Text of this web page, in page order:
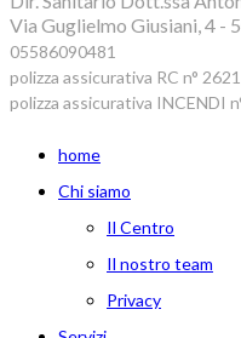
Via Guglielmo Giusiani, 4 -
05586090481
polizza assicurativa RC n°
polizza assicurativa INCENDI
home
Chi siamo
Il Centro
Il nostro team
Privacy